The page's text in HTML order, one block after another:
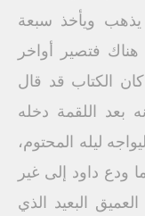
يذهب ويأخذ سبعة
فتصير أواخر
الكتاب قد قال
بعد اللقمة دخله
ليله المحتوم،
ودع داود إلى غير
البعيد الذي